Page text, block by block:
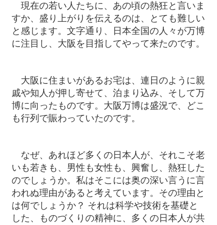
現在の若い人たちに、あの頃の熱狂と言いま
すか、盛り上がりを伝えるのは、とても難しい
と感じます。文字通り、日本全国の人々が万博
に注目し、大阪を目指してやって来たのです。
大阪に住まいがあるお宅は、連日のように親
戚や知人が押し寄せて、泊まり込み、そして万
博に向ったものです。大阪万博は盛況で、どこ
も行列で賑わっていたのです。
なぜ、あれほど多くの日本人が、それこそ老
いも若きも、男性も女性も、興奮し、熱狂した
のでしょうか。私はそこには奥の深い言うに言
われぬ理由があると考えています。その理由と
は何でしょうか？ それは科学や技術を基礎と
した、ものづくりの精神に、多くの日本人が共